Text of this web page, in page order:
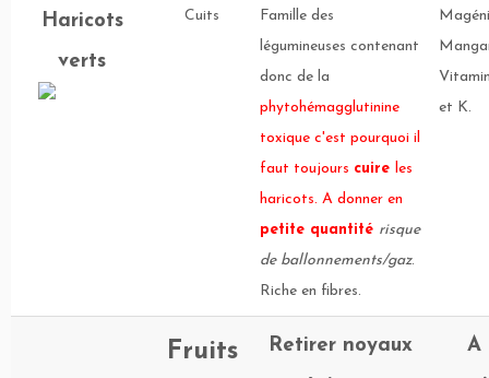
Haricots
verts
Cuits
Famille des
légumineuses contenant
donc de la
phytohémagglutinine
toxique c'est pourquoi il
faut toujours cuire les
haricots. A donner en
petite quantité risque
de ballonnements/gaz.
Riche en fibres.
et K.
Fruits
Retirer noyaux
A